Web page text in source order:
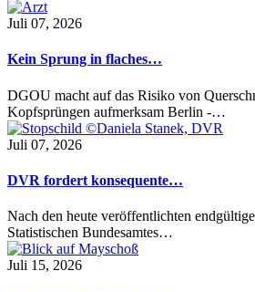
Juli 07, 2026
Kein Sprung in flaches…
DGOU macht auf das Risiko von
Kopfsprüngen aufmerksam Berlin -…
Juli 07, 2026
DVR fordert konsequente…
Nach den heute veröffentlichten
Statistischen Bundesamtes…
Juli 15, 2026